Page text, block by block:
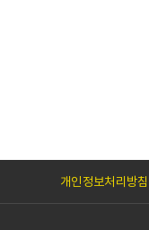
개인정보처리방침